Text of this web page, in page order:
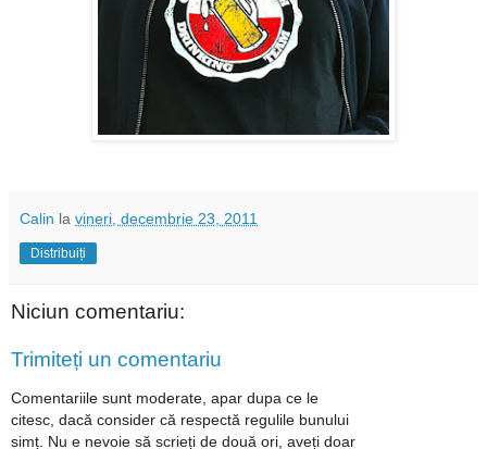
Calin la vineri, decembrie 23, 2011
Distribuiți
Niciun comentariu:
Trimiteți un comentariu
Comentariile sunt moderate, apar dupa ce le
citesc, dacă consider că respectă regulile bunului
simț. Nu e nevoie să scrieți de două ori, aveți doar